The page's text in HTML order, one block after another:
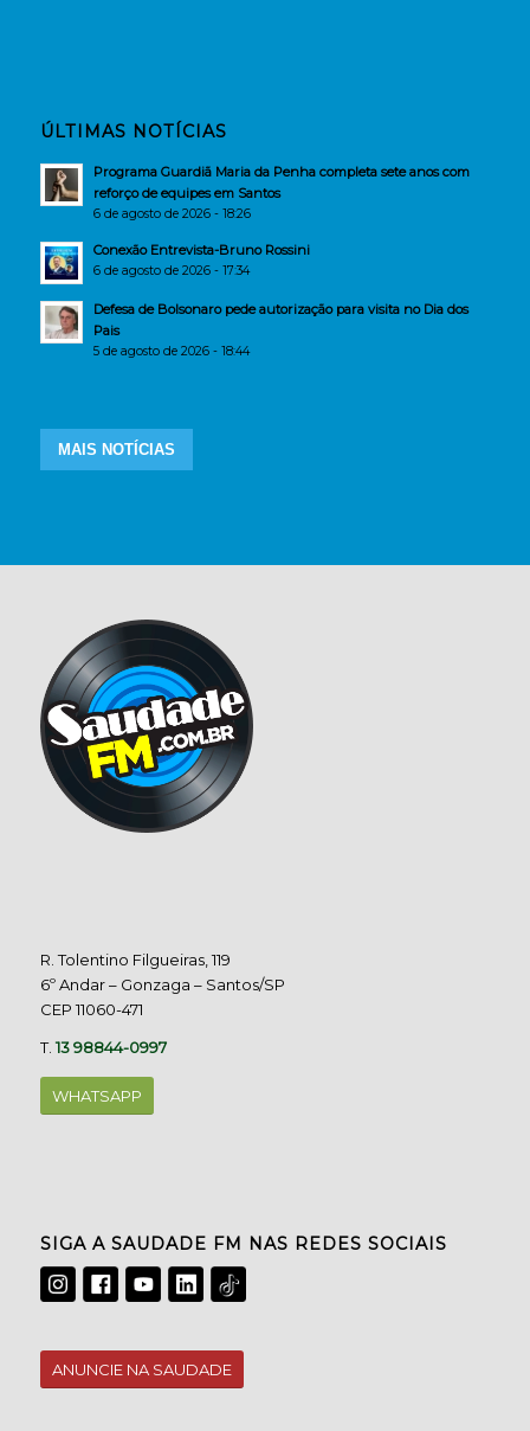
ÚLTIMAS NOTÍCIAS
Programa Guardiã Maria da Penha completa sete anos com
reforço de equipes em Santos
6 de agosto de 2026 - 18:26
Conexão Entrevista-Bruno Rossini
6 de agosto de 2026 - 17:34
Defesa de Bolsonaro pede autorização para visita no Dia dos
Pais
5 de agosto de 2026 - 18:44
MAIS NOTÍCIAS
R. Tolentino Filgueiras, 119
6º Andar – Gonzaga – Santos/SP
CEP 11060-471
T.13 98844-0997
WHATSAPP
SIGA A SAUDADE FM NAS REDES SOCIAIS
ANUNCIE NA SAUDADE